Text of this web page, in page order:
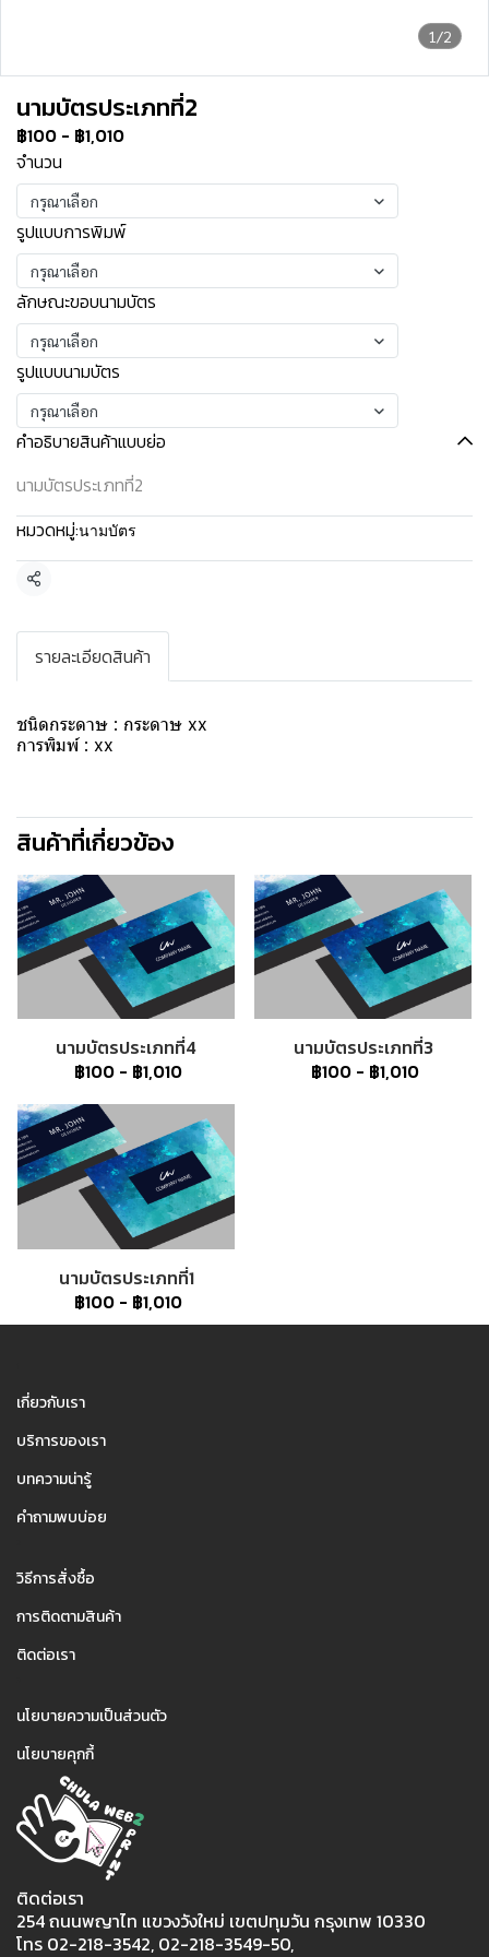
1/2
นามบัตรประเภทที่2
฿100 - ฿1,010
จำนวน
กรุณาเลือก
รูปแบบการพิมพ์
กรุณาเลือก
ลักษณะขอบนามบัตร
กรุณาเลือก
รูปแบบนามบัตร
กรุณาเลือก
คำอธิบายสินค้าแบบย่อ
นามบัตรประเภทที่2
หมวดหมู่:นามบัตร
แชร์
รายละเอียดสินค้า
ชนิดกระดาษ : กระดาษ xx
การพิมพ์ : xx
สินค้าที่เกี่ยวข้อง
นามบัตรประเภทที่4
฿100 - ฿1,010
นามบัตรประเภทที่3
฿100 - ฿1,010
นามบัตรประเภทที่1
฿100 - ฿1,010
เกี่ยวกับเรา
บริการของเรา
บทความน่ารู้
คำถามพบบ่อย
วิธีการสั่งซื้อ
การติดตามสินค้า
ติดต่อเรา
นโยบายความเป็นส่วนตัว
นโยบายคุกกี้
ติดต่อเรา
254 ถนนพญาไท แขวงวังใหม่ เขตปทุมวัน กรุงเทพ 10330
โทร 02-218-3542, 02-218-3549-50,